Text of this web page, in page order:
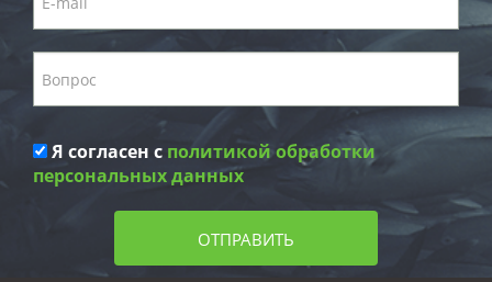
Я согласен с политикой обработки
персональных данных
ОТПРАВИТЬ